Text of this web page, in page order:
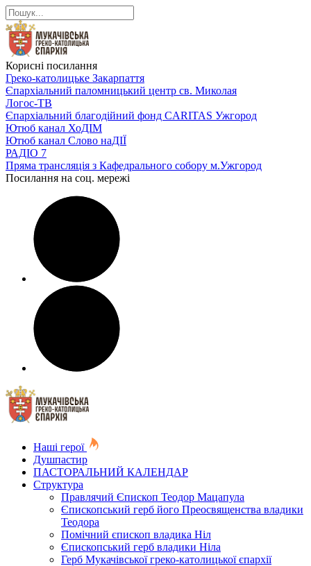
Корисні посилання
Греко-католицьке Закарпаття
Єпархіальний паломницький центр св. Миколая
Логос-ТВ
Єпархіальний благодійний фонд CARITAS Ужгород
Ютюб канал ХоДІМ
Ютюб канал Слово наДІЇ
РАДІО 7
Пряма трансляція з Кафедрального собору м.Ужгород
Посилання на соц. мережі
Наші герої
Душпастир
ПАСТОРАЛЬНИЙ КАЛЕНДАР
Структура
Правлячий Єпископ Теодор Мацапула
Єпископський герб його Преосвященства владики
Теодора
Помічний єпископ владика Ніл
Єпископський герб владики Ніла
Герб Мукачівської греко-католицької єпархії